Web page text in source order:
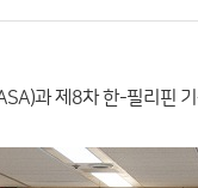
과 제8차 한-필리핀